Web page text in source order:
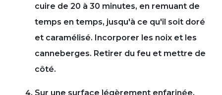
cuire de 20 à 30 minutes, en remuant de
temps en temps, jusqu'à ce qu'il soit doré
et caramélisé. Incorporer les noix et les
canneberges. Retirer du feu et mettre de
côté.
Sur une surface légèrement enfarinée,